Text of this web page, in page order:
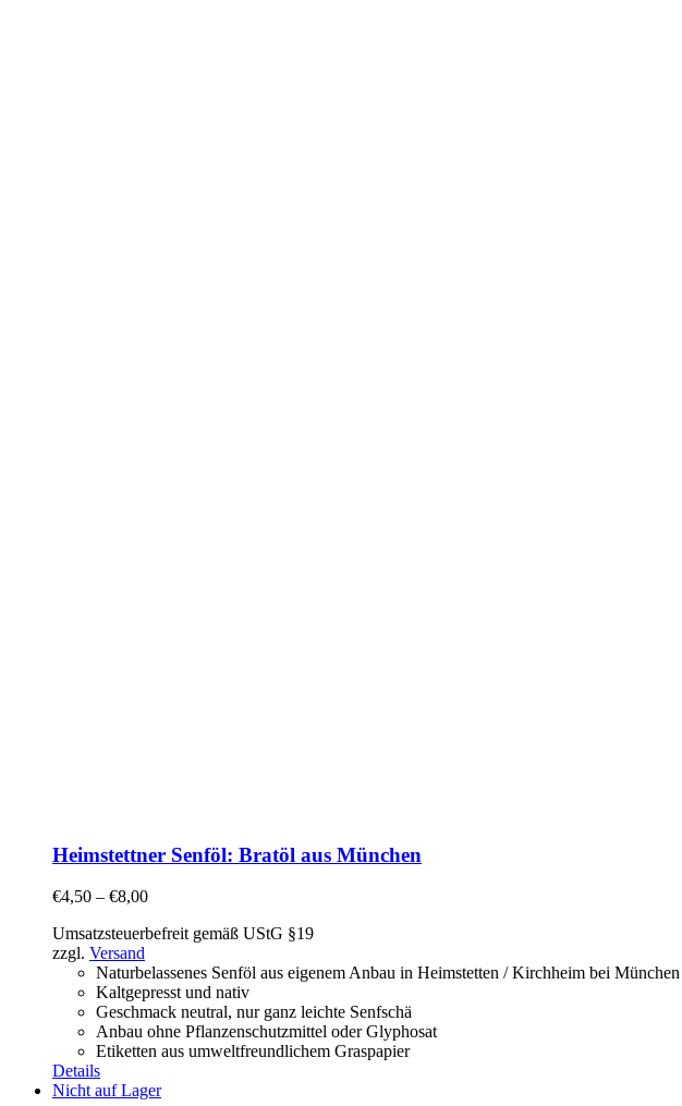
Heimstettner Senföl: Bratöl aus München
€4,50 – €8,00
Umsatzsteuerbefreit gemäß UStG §19
zzgl. Versand
Naturbelassenes Senföl aus eigenem Anbau in Heimstetten / Kirchheim bei München
Kaltgepresst und nativ
Geschmack neutral, nur ganz leichte Senfschä
Anbau ohne Pflanzenschutzmittel oder Glyphosat
Etiketten aus umweltfreundlichem Graspapier
Details
Nicht auf Lager